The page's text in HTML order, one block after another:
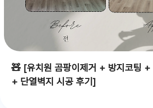
🧸 [유치원 곰팡이제거 + 방지코팅 +
+ 단열벽지 시공 후기]